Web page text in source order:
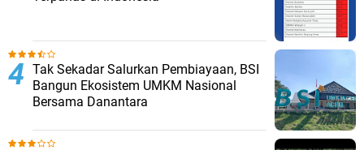
Tak Sekadar Salurkan Pembiayaan, BSI
Bangun Ekosistem UMKM Nasional
Bersama Danantara